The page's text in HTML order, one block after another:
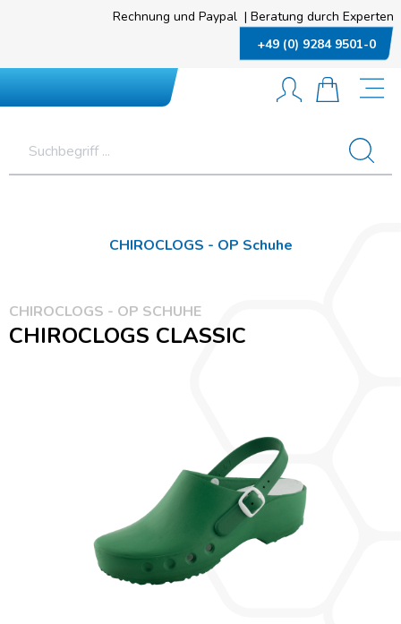
Rechnung und Paypal | Beratung durch Experten
+49 (0) 9284 9501-0
CHIROCLOGS - OP Schuhe
CHIROCLOGS - OP SCHUHE
CHIROCLOGS CLASSIC